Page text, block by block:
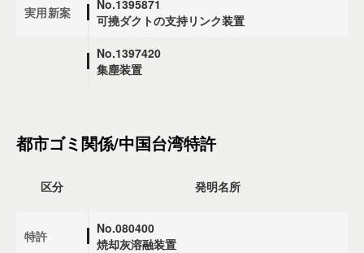
実用新案
No.1395871
可撓ダクトの支持リンク装置
No.1397420
集塵装置
都市ゴミ関係/中国台湾特許
区分 発明名所
特許
No.080400
焼却灰溶融装置